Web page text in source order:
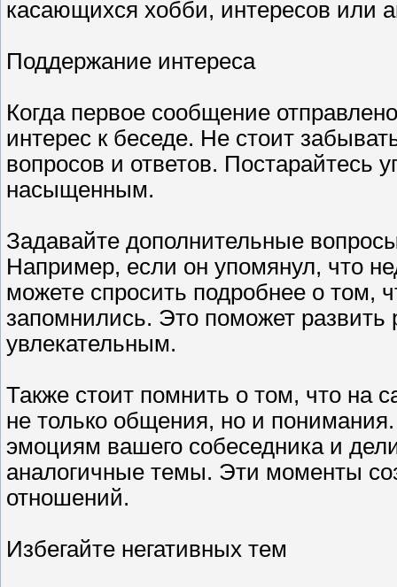
касающихся хобби, интересов или
Поддержание интереса
Когда первое сообщение
интерес к беседе. Не стоит
вопросов и ответов. Постарайтесь
насыщенным.
Задавайте дополнительные
Например, если он упомянул, что
можете спросить подробнее о том,
запомнились. Это поможет развить
увлекательным.
Также стоит помнить о том, что на
не только общения, но и
эмоциям вашего собеседника и
аналогичные темы. Эти моменты
отношений.
Избегайте негативных тем